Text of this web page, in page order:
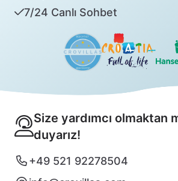
7/24 Canlı Sohbet
Size yardımcı olmaktan
duyarız!
+49 521 92278504